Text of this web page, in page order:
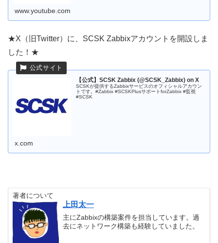
www.youtube.com
★X（旧Twitter）に、SCSK Zabbixアカウントを開設しま
した！★
【公式】SCSK Zabbix (@SCSK_Zabbix) on X
SCSKが提供するZabbixサービスのオフィシャルアカウン
トです。#Zabbix #SCSKPlusサポートforZabbix #監視
#SCSK
x.com
著者について
上田太一
主にZabbixの構築案件を担当しています。過
去にネットワーク構築も経験していました。